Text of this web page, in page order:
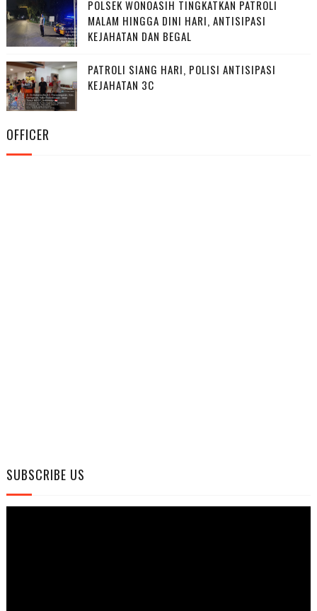
POLSEK WONOASIH TINGKATKAN PATROLI
MALAM HINGGA DINI HARI, ANTISIPASI
KEJAHATAN DAN BEGAL
PATROLI SIANG HARI, POLISI ANTISIPASI
KEJAHATAN 3C
OFFICER
SUBSCRIBE US